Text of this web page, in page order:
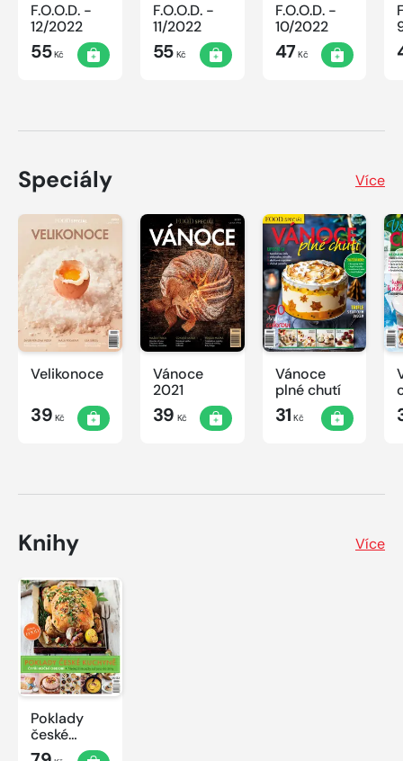
F.O.O.D. -
12/2022
55Kč
F.O.O.D. -
11/2022
55Kč
F.O.O.D. -
10/2022
47Kč
Speciály Více
Velikonoce
39 Kč
Vánoce
2021
39 Kč
Vánoce
plné chutí
31 Kč
Knihy Více
Poklady
české
kuchyně